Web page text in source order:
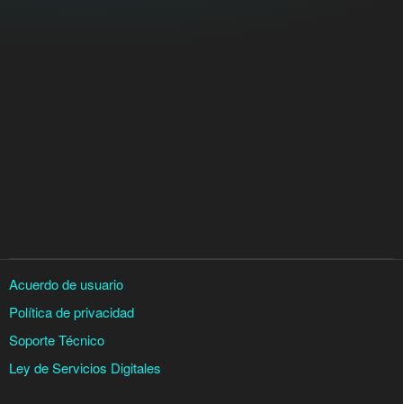
Acuerdo de usuario
Política de privacidad
Soporte Técnico
Ley de Servicios Digitales